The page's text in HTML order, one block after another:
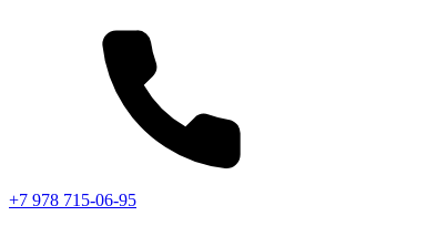
+7 978 715-06-95